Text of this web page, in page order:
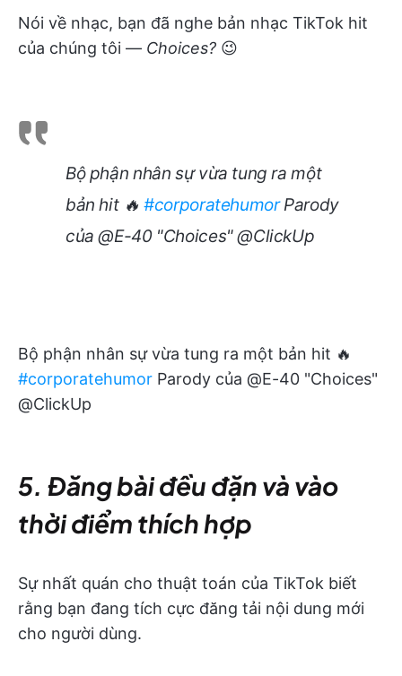
Nói về nhạc, bạn đã nghe bản nhạc TikTok hit
của chúng tôi — Choices? 😉
Bộ phận nhân sự vừa tung ra một
bản hit 🔥#corporatehumorParody
của @E-40 "Choices" @ClickUp
Bộ phận nhân sự vừa tung ra một bản hit 🔥
#corporatehumor Parody của @E-40 "Choices"
@ClickUp
5. Đăng bài đều đặn và vào
thời điểm thích hợp
Sự nhất quán cho thuật toán của TikTok biết
rằng bạn đang tích cực đăng tải nội dung mới
cho người dùng.